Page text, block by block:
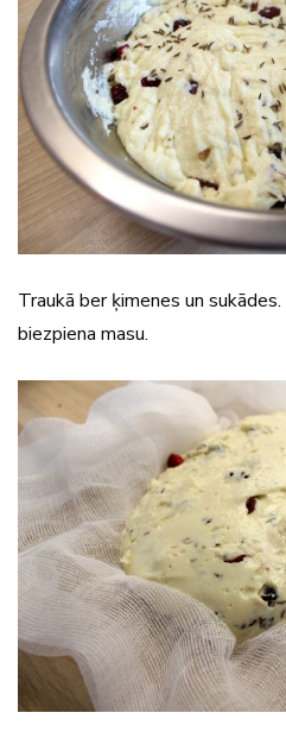
Traukā ber ķimenes un
biezpiena masu.